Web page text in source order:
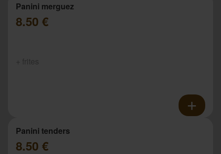
Panini merguez
8.50 €
Panini tenders
8.50 €